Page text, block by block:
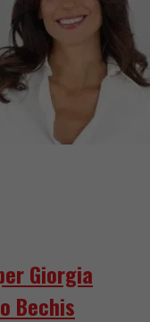
Giorgia
Bechis